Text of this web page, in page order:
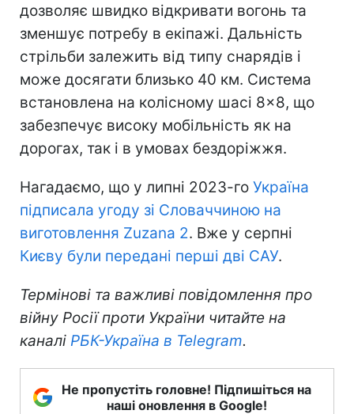
дозволяє швидко відкривати вогонь та
зменшує потребу в екіпажі. Дальність
стрільби залежить від типу снарядів і
може досягати близько 40 км. Система
встановлена на колісному шасі 8×8, що
забезпечує високу мобільність як на
дорогах, так і в умовах бездоріжжя.
Нагадаємо, що у липні 2023-го Україна
підписала угоду зі Словаччиною на
виготовлення Zuzana 2. Вже у серпні
Києву були передані перші дві САУ.
Термінові та важливі повідомлення про
війну Росії проти України читайте на
каналі РБК-Україна в Telegram.
Не пропустіть головне! Підпишіться на
наші оновлення в Google!